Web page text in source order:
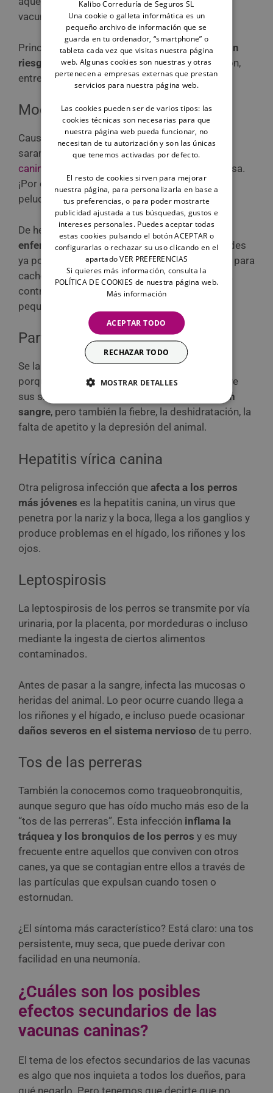
vacunaciones?
Principalmente, contra aquellas que suponen
un
riesgo para su vida y para la salud pública
. Son,
entre otras:
Moquillo canino
Causado por un virus muy parecido al del
sarampión que todos conocemos, elmoquillo
canino
es una enfermedad altamente contagiosa.
¡Por eso es tan importante vacunar a tu amigo
peludo contra ella!
De hecho, es laprimera causa de muerte por
enfermedad infecciosa en los perros. ¿Entiendes
ya por qué la polivalente es una de las vacunas para
cachorros obligatorias? ¡Los más propensos a
contraer moquillo siempre son los más
pequeñitos!
Parvovirosis
Se la conoce como parvovirosis o parvovirus
porque también es una enfermedad vírica. Entre
sus síntomas están los
vómitos y diarreas con
sangre, pero también la fiebre, la deshidratación, la
falta de apetito y la depresión del animal.
Hepatitis vírica canina
Otra peligrosa infección que afecta a los perros
más jóvenes es la hepatitis canina, un virus que
penetra por la nariz y la boca, llega a los ganglios y
produce problemas en el hígado, los riñones y los
ojos.
Leptospirosis
La leptospirosis de los perros se transmite por vía
urinaria, por la placenta, por mordeduras o incluso
mediante la ingesta de ciertos alimentos
contaminados.
Antes de pasar a la sangre, infecta las mucosas o
heridas del animal. Lo peor ocurre cuando llega a
los riñones y el hígado, e incluso puede ocasionar
daños severos en el sistema nervioso de tu perro.
Tos de las perreras
También la conocemos como traqueobronquitis,
aunque seguro que has oído mucho más eso de la
“tos de las perreras”. Esta infección inflama la
tráquea y los bronquios de los perros y es muy
frecuente entre aquellos que conviven con otros
canes, ya que se contagian entre ellos a través de
las partículas que expulsan cuando tosen o
estornudan.
¿El síntoma más característico? Está claro: una tos
persistente, muy seca, que puede derivar con
facilidad en una neumonía.
¿Cuáles son los posibles
efectos secundarios de las
vacunas caninas?
El tema de los efectos secundarios de las vacunas
es algo que nos inquieta a todos los dueños, para
Kalibo Correduría de Seguros SL
Una cookie o galleta informática es un
pequeño archivo de información que se
guarda en tu ordenador, “smartphone” o
tableta cada vez que visitas nuestra página
web. Algunas cookies son nuestras y otras
pertenecen a empresas externas que prestan
servicios para nuestra página web.
Las cookies pueden ser de varios tipos: las
cookies técnicas son necesarias para que
nuestra página web pueda funcionar, no
necesitan de tu autorización y son las únicas
que tenemos activadas por defecto.
El resto de cookies sirven para mejorar
nuestra página, para personalizarla en base a
tus preferencias, o para poder mostrarte
publicidad ajustada a tus búsquedas, gustos e
intereses personales. Puedes aceptar todas
estas cookies pulsando el botón ACEPTAR o
configurarlas o rechazar su uso clicando en el
apartado VER PREFERENCIAS
Si quieres más información, consulta la
POLÍTICA DE COOKIES de nuestra página web.
Más información
ACEPTAR TODO
RECHAZAR TODO
MOSTRAR DETALLES